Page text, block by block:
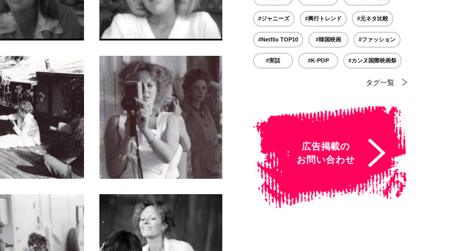
#ジャニーズ #興行トレンド #元ネタ比較
#Netflix TOP10 #韓国映画 #ファッション
#実話 #K-POP #カンヌ国際映画祭
タグ一覧
広告掲載の
お問い合わせ